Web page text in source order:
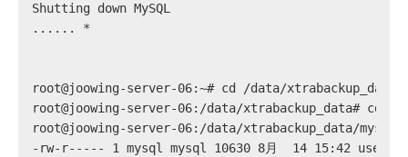
Shutting down MySQL
...... *
root@joowing-server-06:~# cd /data/xtrabackup_data/
root@joowing-server-06:/data/xtrabackup_data# cd
root@joowing-server-06:/data/xtrabackup_data/
-rw-r----- 1 mysql mysql 10630 8月  14 15:42